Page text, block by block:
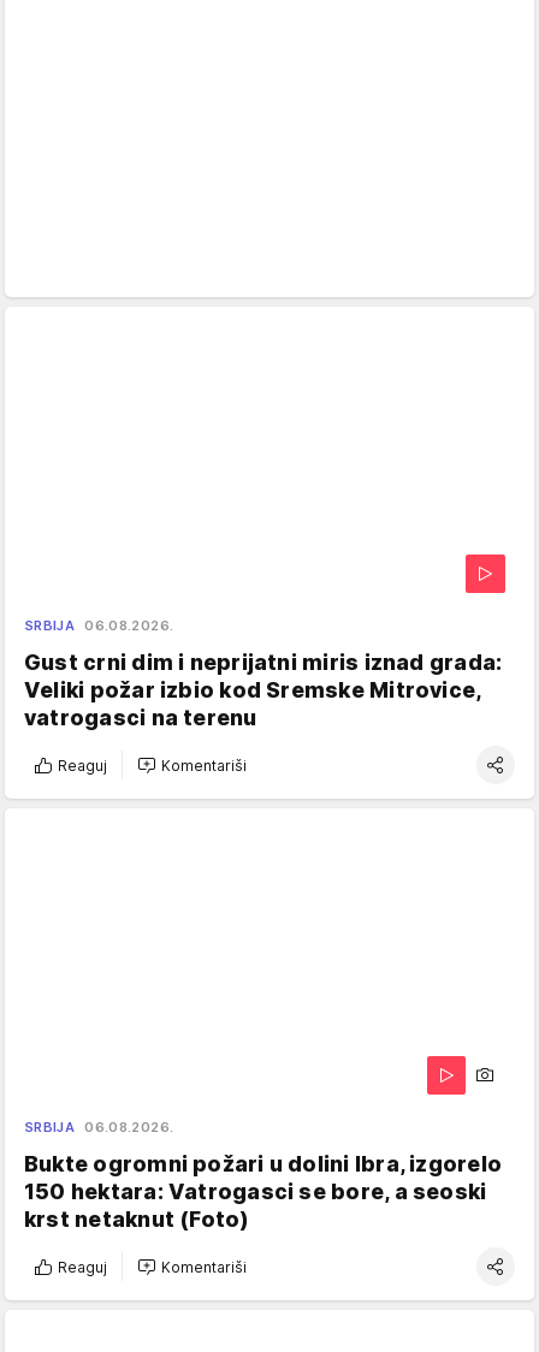
SRBIJA 06.08.2026.
Gust crni dim i neprijatni miris iznad grada:
Veliki požar izbio kod Sremske Mitrovice,
vatrogasci na terenu
Reaguj Komentariši
SRBIJA 06.08.2026.
Bukte ogromni požari u dolini Ibra, izgorelo
150 hektara: Vatrogasci se bore, a seoski
krst netaknut (Foto)
Reaguj Komentariši